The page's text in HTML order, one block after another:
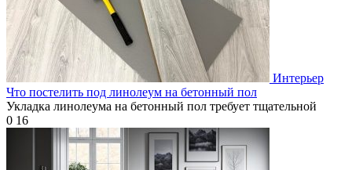
Интерьер
Что постелить под линолеум на бетонный пол
Укладка линолеума на бетонный пол требует тщательной
0 16